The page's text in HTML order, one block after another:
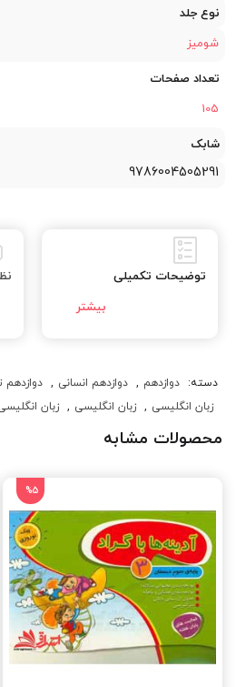
نوع جلد
شومیز
تعداد صفحات
105
شابک
9786004505291
توضیحات تکمیلی
دسته: دوازدهم , دوازدهم انسانی , دوازدهم
زبان انگلیسی , زبان انگلیسی , زبان
محصولات مشابه